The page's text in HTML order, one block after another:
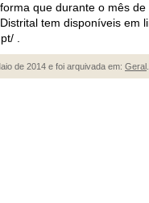
que durante o mês
tem disponíveis
.
de 2014 e foi arquivada em: Geral